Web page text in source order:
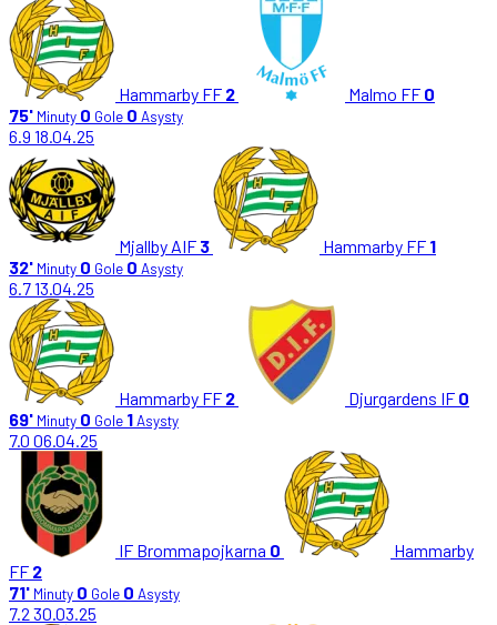
Hammarby FF 2 Malmo FF 0
75' Minuty 0 Gole 0 Asysty
6.9 18.04.25
Mjallby AIF 3 Hammarby FF 1
32' Minuty 0 Gole 0 Asysty
6.713.04.25
Hammarby FF 2 Djurgardens IF 0
69' Minuty 0 Gole 1Asysty
7.0 06.04.25
IF Brommapojkarna 0
Hammarby
FF 2
71' Minuty 0 Gole 0 Asysty
7.2 30.03.25